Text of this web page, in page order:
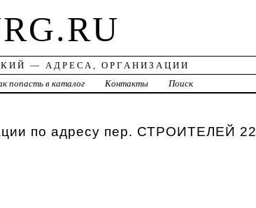
— АДРЕСА, ОРГАНИЗАЦИИ
попасть в каталог Контакты Поиск
по адресу пер. СТРОИТЕЛЕЙ 22